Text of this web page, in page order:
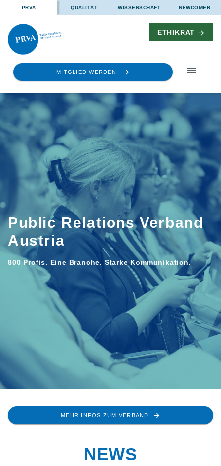
PRVA QUALITÄT WISSENSCHAFT NEWCOMER
ETHIKRAT
MITGLIED WERDEN!
Public Relations Verband
Austria
800 Profis. Eine Branche. Starke Kommunikation.
MEHR INFOS ZUM VERBAND
NEWS